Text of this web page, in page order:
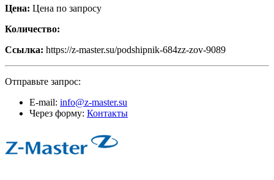
Цена: Цена по запросу
Количество:
Ссылка: https://z-master.su/podshipnik-684zz-zov-9089
Отправьте запрос:
E-mail: info@z-master.su
Через форму: Контакты